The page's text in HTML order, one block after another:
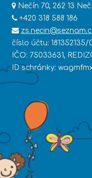
Nečín 70, 262 13
+420 318 588 186
číslo účtu: 181352135/
IČO: 75033631,
ID schránky: